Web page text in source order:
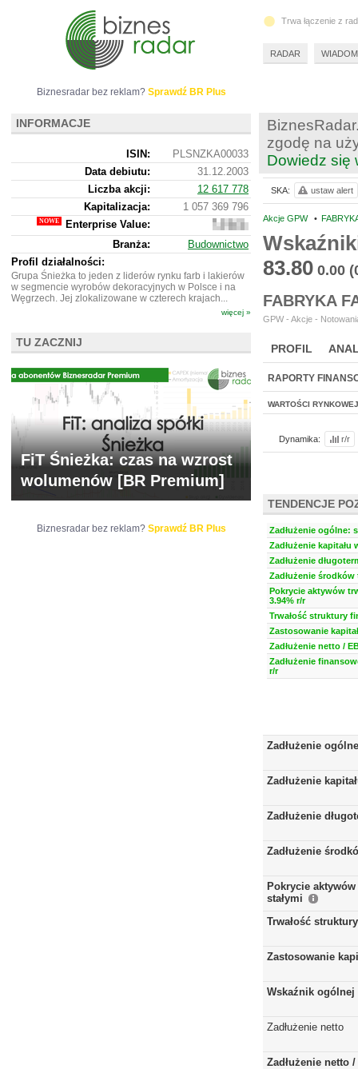
zgodę na
Dowiedz się
Akcje GPW •
83.80 0.00
FABRYKA
GPW - Akcje -
PROFIL
WYCENA BR
RAPORTY
WARTOŚCI RYNKOWEJ
Dynamika: r/r
TENDENCJE
Zadłużenie ogólne:
Zadłużenie kapitału
Zadłużenie
Zadłużenie środków
Pokrycie aktywów
3.94% r/r
Trwałość struktury
Zastosowanie
Zadłużenie netto /
Zadłużenie
r/r
Zadłużenie ogólne
Zadłużenie
Zadłużenie
Zadłużenie
Pokrycie aktywów
stałymi
Trwałość
Zastosowanie
Wskaźnik
Zadłużenie netto
Zadłużenie netto
SKA: ustaw alert
Biznesradar bez reklam? Sprawdź BR Plus
INFORMACJE
ISIN:
PLSNZKA00033
Data debiutu:
31.12.2003
Liczba akcji:
12 617 778
Kapitalizacja:
1 057 369 796
Enterprise Value:
1
213
337
Branża:
Budownictwo
Profil działalności:
Grupa Śnieżka to jeden z liderów rynku farb i lakierów
w segmencie wyrobów dekoracyjnych w Polsce i na
Węgrzech. Jej zlokalizowane w czterech krajach...
więcej »
TU ZACZNIJ
FiT Śnieżka: czas na wzrost
wolumenów [BR Premium]
Biznesradar bez reklam? Sprawdź BR Plus
Trwa łączenie z
RADAR